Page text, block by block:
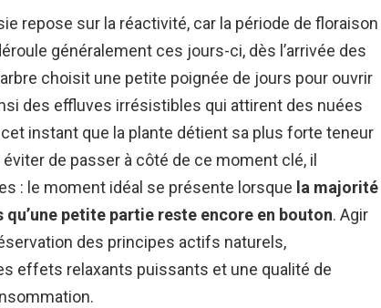
repose sur la réactivité, car la période de floraison
généralement ces jours-ci, dès l’arrivée des
choisit une petite poignée de jours pour ouvrir
des effluves irrésistibles qui attirent des nuées
cet instant que la plante détient sa plus forte teneur
de passer à côté de ce moment clé, il
: le moment idéal se présente lorsque la majorité
petite partie reste encore en bouton. Agir
des principes actifs naturels,
effets relaxants puissants et une qualité de